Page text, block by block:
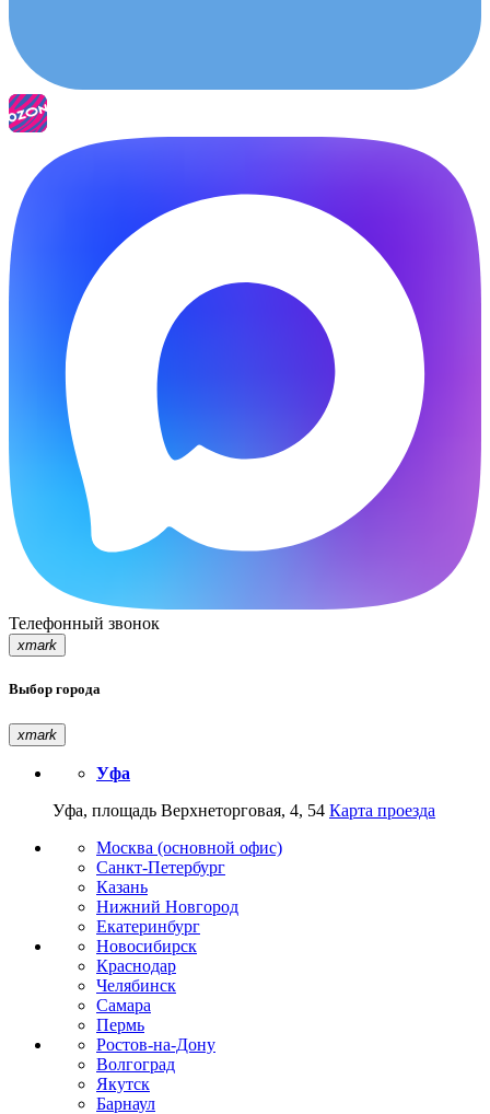
Телефонный звонок
xmark
Выбор города
xmark
Уфа
Уфа, площадь Верхнеторговая, 4, 54 Карта проезда
Москва (основной офис)
Санкт-Петербург
Казань
Нижний Новгород
Екатеринбург
Новосибирск
Краснодар
Челябинск
Самара
Пермь
Ростов-на-Дону
Волгоград
Якутск
Барнаул